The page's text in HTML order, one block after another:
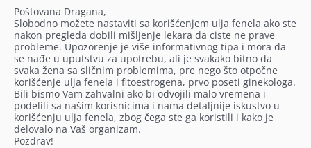
Poštovana Dragana,
Slobodno možete nastaviti sa korišćenjem ulja fenela ako ste
nakon pregleda dobili mišljenje lekara da ciste ne prave
probleme. Upozorenje je više informativnog tipa i mora da
se nađe u uputstvu za upotrebu, ali je svakako bitno da
svaka žena sa sličnim problemima, pre nego što otpočne
korišćenje ulja fenela i fitoestrogena, prvo poseti ginekologa.
Bili bismo Vam zahvalni ako bi odvojili malo vremena i
podelili sa našim korisnicima i nama detaljnije iskustvo u
korišćenju ulja fenela, zbog čega ste ga koristili i kako je
delovalo na Vaš organizam.
Pozdrav!